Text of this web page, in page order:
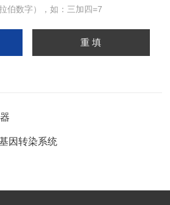
伯数字），如：三加四=7
因转染系统